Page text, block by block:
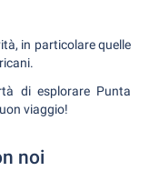
in particolare quelle
di esplorare Punta
viaggio!
noi